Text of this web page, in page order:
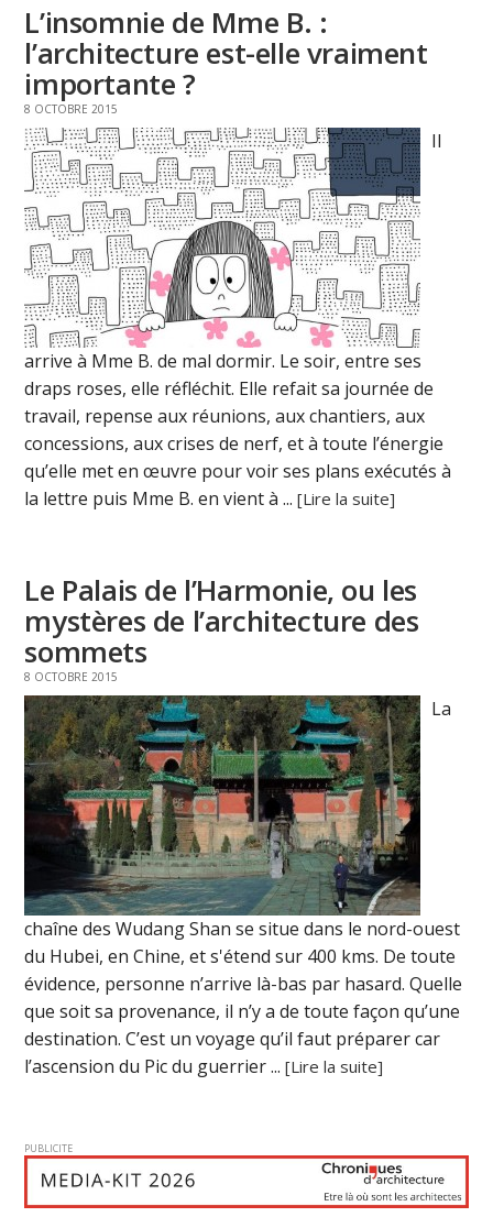
L’insomnie de Mme B. :
l’architecture est-elle vraiment
importante ?
8 OCTOBRE 2015
Il
arrive à Mme B. de mal dormir. Le soir, entre ses
draps roses, elle réfléchit. Elle refait sa journée de
travail, repense aux réunions, aux chantiers, aux
concessions, aux crises de nerf, et à toute l’énergie
qu’elle met en œuvre pour voir ses plans exécutés à
la lettre puis Mme B. en vient à ...[Lire la suite]
Le Palais de l’Harmonie, ou les
mystères de l’architecture des
sommets
8 OCTOBRE 2015
La
chaîne des Wudang Shan se situe dans le nord-ouest
du Hubei, en Chine, et s'étend sur 400 kms. De toute
évidence, personne n’arrive là-bas par hasard. Quelle
que soit sa provenance, il n’y a de toute façon qu’une
destination. C’est un voyage qu’il faut préparer car
l’ascension du Pic du guerrier ...[Lire la suite]
PUBLICITE